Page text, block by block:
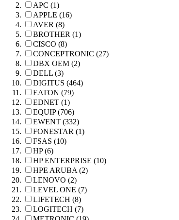
APC (1)
APPLE (16)
AVER (8)
BROTHER (1)
CISCO (8)
CONCEPTRONIC (27)
DBX OEM (2)
DELL (3)
DIGITUS (464)
EATON (79)
EDNET (1)
EQUIP (706)
EWENT (332)
FONESTAR (1)
FSAS (10)
HP (6)
HP ENTERPRISE (10)
HPE ARUBA (2)
LENOVO (2)
LEVEL ONE (7)
LIFETECH (8)
LOGITECH (7)